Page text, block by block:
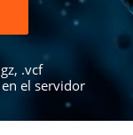
.vcf
el servidor